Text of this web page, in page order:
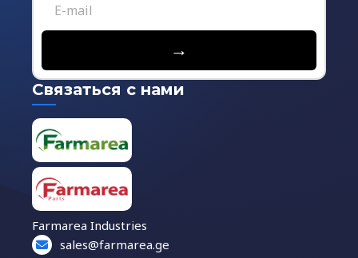
→
Связаться с нами
Farmarea Industries
sales@farmarea.ge